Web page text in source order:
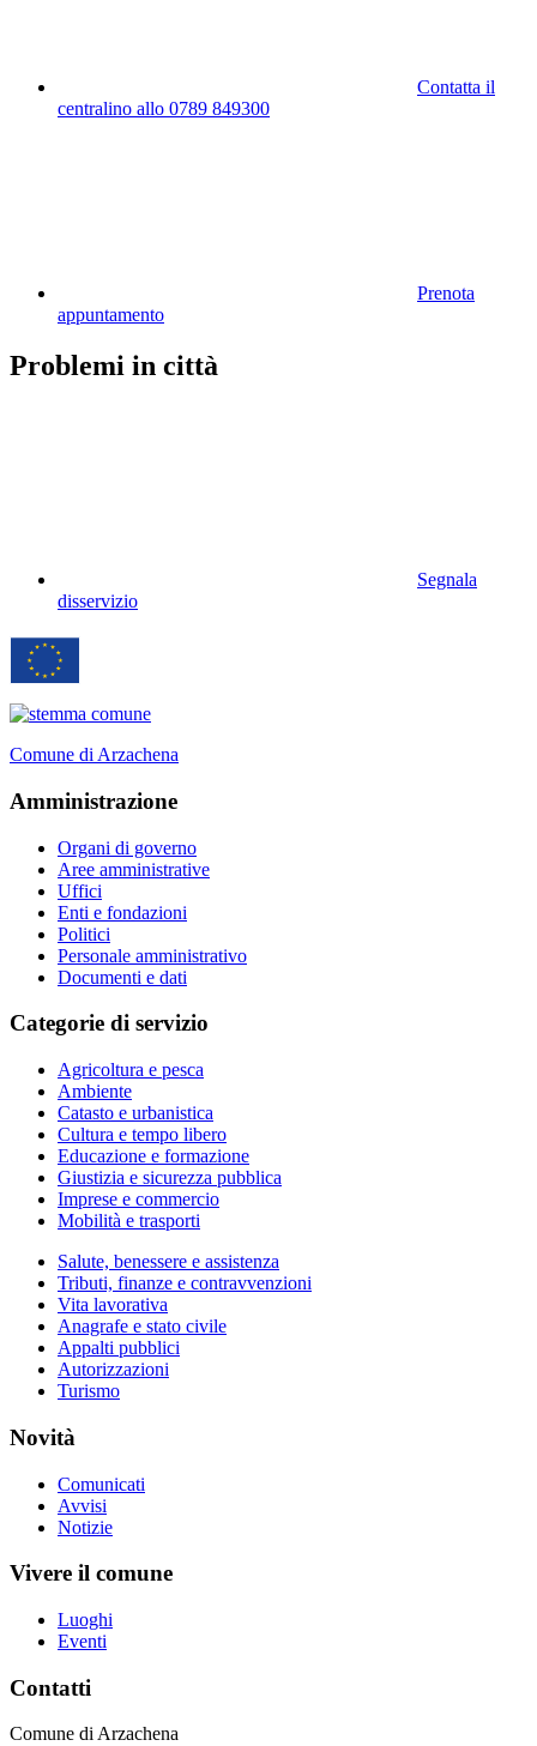
Contatta il
centralino allo 0789 849300
Prenota
appuntamento
Problemi in città
Segnala
disservizio
Comune di Arzachena
Amministrazione
Organi di governo
Aree amministrative
Uffici
Enti e fondazioni
Politici
Personale amministrativo
Documenti e dati
Categorie di servizio
Agricoltura e pesca
Ambiente
Catasto e urbanistica
Cultura e tempo libero
Educazione e formazione
Giustizia e sicurezza pubblica
Imprese e commercio
Mobilità e trasporti
Salute, benessere e assistenza
Tributi, finanze e contravvenzioni
Vita lavorativa
Anagrafe e stato civile
Appalti pubblici
Autorizzazioni
Turismo
Novità
Comunicati
Avvisi
Notizie
Vivere il comune
Luoghi
Eventi
Contatti
Comune di Arzachena